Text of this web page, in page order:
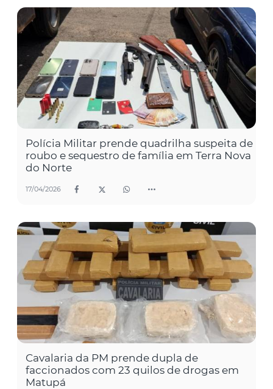
Polícia Militar prende quadrilha suspeita de
roubo e sequestro de família em Terra Nova
do Norte
17/04/2026
Cavalaria da PM prende dupla de
faccionados com 23 quilos de drogas em
Matupá